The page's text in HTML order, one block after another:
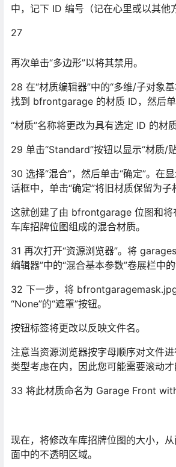
中，记下 ID 编号（记在心里或以其他
27
再次单击“多边形”以将其禁用。
28 在“材质编辑器”中的“多维/子对象基
找到 bfrontgarage 的材质 ID，然后单
“材质”名称将更改为具有选定 ID 的材
29 单击“Standard”按钮以显示“材质/贴
30 选择“混合”，然后单击“确定”。在
话框中，单击“确定”将旧材质保留为子
这就创建了由 bfrontgarage 位图和将
车库招牌位图组成的混合材质。
31 再次打开“资源浏览器”。将
编辑器”中的“混合基本参数”卷展栏中的
32 下一步，将
“None”的“遮罩”按钮。
按钮标签将更改以反映文件名。
注意当资源浏览器按字母顺序对文件
类型考虑在内，因此您可能需要滚动才
33 将此材质命名为 Garage Front with
现在，将修改车库招牌位图的大小，
面中的不透明区域。